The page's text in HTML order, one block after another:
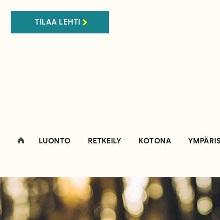
TILAA LEHTI
LUONTO RETKEILY KOTONA